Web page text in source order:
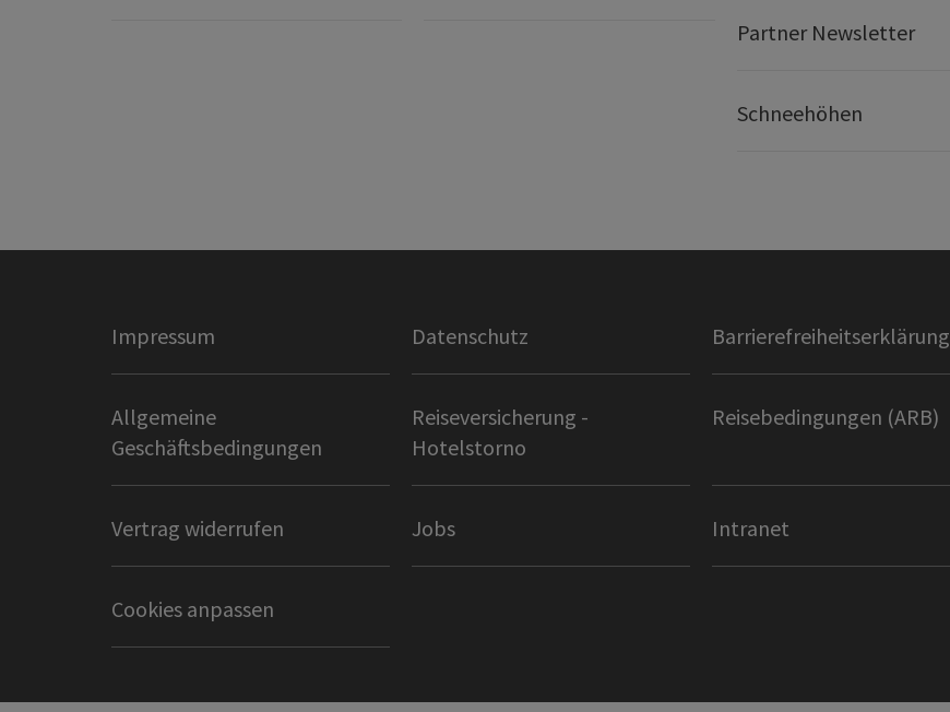
Partner Newsletter
Schneehöhen
Impressum Datenschutz Barrierefreiheitserklärung
Allgemeine
Geschäftsbedingungen
Reiseversicherung -
Hotelstorno
Reisebedingungen (ARB)
Vertrag widerrufen Jobs Intranet
Cookies anpassen